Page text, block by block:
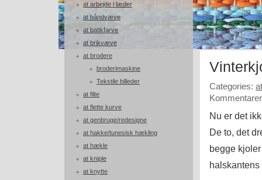
at arbejde i læder
at båndvæve
at batikfarve
at brikvæve
at brodere
broderimaskine
Tekstile billeder
at filte
at flette kurve
at genbruge/redesigne
at hakke/tunesisk hækling
at hækle
at kniple
at knytte
Categories:
Nu er det
De to, det
begge